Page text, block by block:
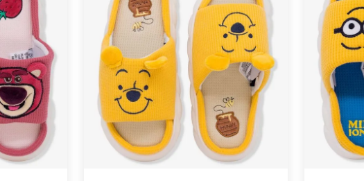
M P
ADICIONAR AO
CARRINHO